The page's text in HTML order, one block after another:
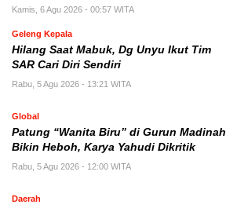
Kamis, 6 Agu 2026 - 00:57 WITA
Geleng Kepala
Hilang Saat Mabuk, Dg Unyu Ikut Tim
SAR Cari Diri Sendiri
Rabu, 5 Agu 2026 - 13:21 WITA
Global
Patung “Wanita Biru” di Gurun Madinah
Bikin Heboh, Karya Yahudi Dikritik
Rabu, 5 Agu 2026 - 12:00 WITA
Daerah